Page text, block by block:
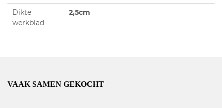
Dikte
werkblad
2,5cm
VAAK SAMEN GEKOCHT